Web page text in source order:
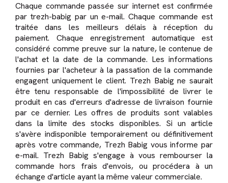
Chaque commande passée sur internet est confirmée
par trezh-babig par un e-mail. Chaque commande est
traitée dans les meilleurs délais à réception du
paiement. Chaque enregistrement automatique est
considéré comme preuve sur la nature, le contenue de
l'achat et la date de la commande. Les informations
fournies par l'acheteur à la passation de la commande
engagent uniquement le client. Trezh Babig ne saurait
être tenu responsable de l'impossibilité de livrer le
produit en cas d'erreurs d'adresse de livraison fournie
par ce dernier. Les offres de produits sont valables
dans la limite des stocks disponibles. Si un article
s'avère indisponible temporairement ou définitivement
après votre commande, Trezh Babig vous informe par
e-mail. Trezh Babig s'engage à vous rembourser la
commande hors frais d'envois, ou procédera à un
échange d'article ayant la même valeur commerciale.